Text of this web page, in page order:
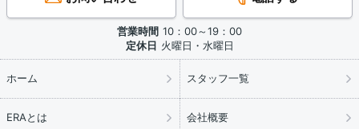
営業時間 10：00～19：00
定休日 火曜日・水曜日
ホーム スタッフ一覧
ERAとは 会社概要